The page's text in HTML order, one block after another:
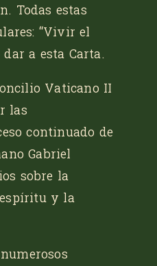
Todas estas
“Vivir el
a esta Carta.
Vaticano II
las
continuado de
Gabriel
sobre la
y la